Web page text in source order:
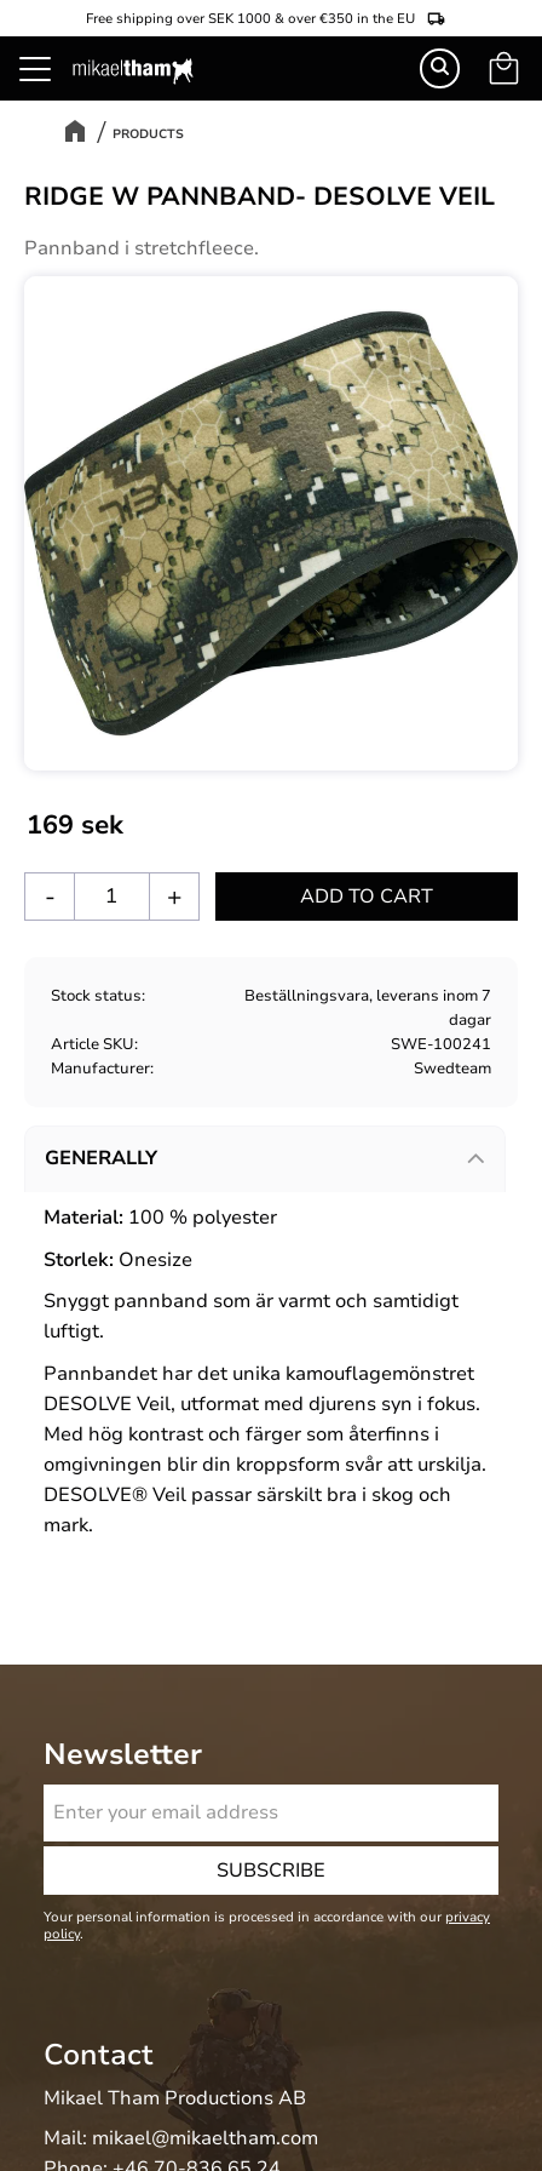
Menu
Free shipping over SEK 1000 & over €350 in the EU
Basket
PRODUCTS
RIDGE W PANNBAND- DESOLVE VEIL
Pannband i stretchfleece.
169 sek
+
-
Stock status
Beställningsvara, leverans inom 7
dagar
Article SKU
SWE-100241
Manufacturer
Swedteam
GENERALLY
Material: 100 % polyester
Storlek: Onesize
Snyggt pannband som är varmt och samtidigt
luftigt.
Pannbandet har det unika kamouflagemönstret
DESOLVE Veil, utformat med djurens syn i fokus.
Med hög kontrast och färger som återfinns i
omgivningen blir din kroppsform svår att urskilja.
DESOLVE® Veil passar särskilt bra i skog och
mark.
Newsletter
SUBSCRIBE
Your personal information is processed in accordance with our privacy
policy.
Contact
Mikael Tham Productions AB
Mail: mikael@mikaeltham.com